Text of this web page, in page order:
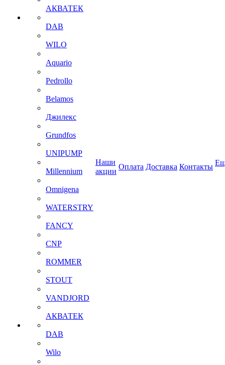
АКВАТЕК
DAB
WILO
Aquario
Pedrollo
Belamos
Джилекс
Grundfos
UNIPUMP
Millennium
Omnigena
WATERSTRY
FANCY
CNP
ROMMER
STOUT
VANDJORD
АКВАТЕК
DAB
Wilo
Наши
акции
Оплата Доставка Контакты